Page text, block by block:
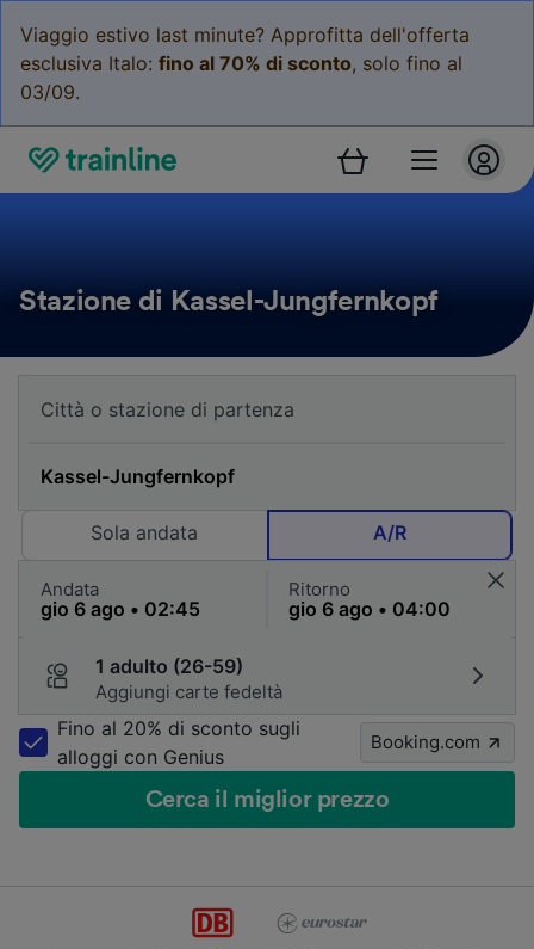
Viaggio estivo last minute? Approfitta dell'offerta
esclusiva Italo: fino al 70% di sconto, solo fino al
03/09.
Stazione di Kassel-Jungfernkopf
Sola andata A/R
Andata Ritorno
1 adulto (26-59)
Aggiungi carte fedeltà
Fino al 20% di sconto sugli
alloggi con Genius
Booking.com
Cerca il miglior prezzo